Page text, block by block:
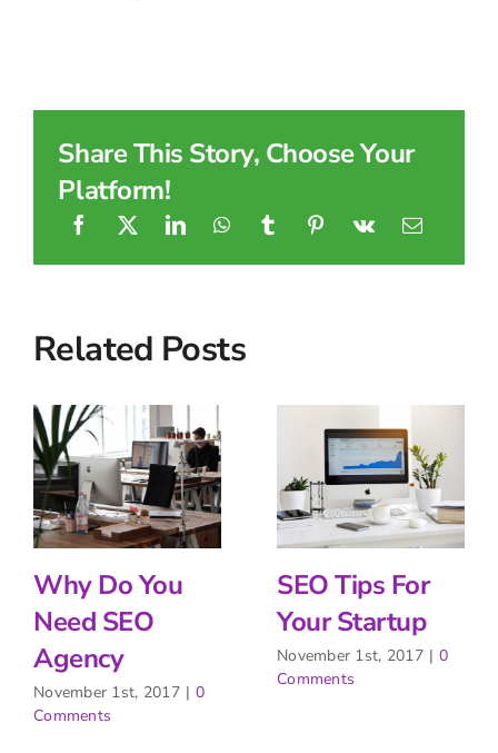
Share This Story, Choose Your
Platform!
Related Posts
Why Do You
Need SEO
Agency
November 1st, 2017 | 0
Comments
SEO Tips For
Your Startup
November 1st, 2017 | 0
Comments